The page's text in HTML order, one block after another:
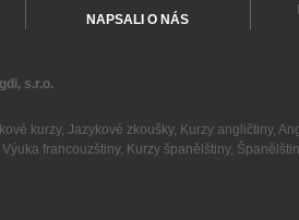
NAPSALI O NÁS
gdi, s.r.o.
kurzy, Jazykové zkoušky, Kurzy angličtiny,
Výuka francouzštiny, Kurzy španělštiny,